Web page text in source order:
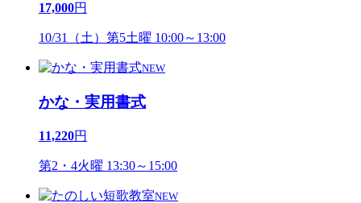
17,000円
10/31（土）第5土曜 10:00～13:00
NEW
かな・実用書式
11,220円
第2・4火曜 13:30～15:00
NEW